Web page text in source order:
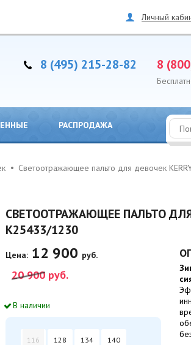
Личный
8 (495) 215-28-82 8
РАСПРОДАЖА
Светоотражающее пальто для девочек
СВЕТООТРАЖАЮЩЕЕ ПАЛЬТО ДЛЯ
K25433/1230
Цена: 12 900 руб.
20 900 руб.
В наличии
116 128 134 140